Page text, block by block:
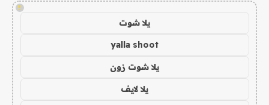
!
يلا شوت
yalla shoot
يلا شوت زون
يلا لايف